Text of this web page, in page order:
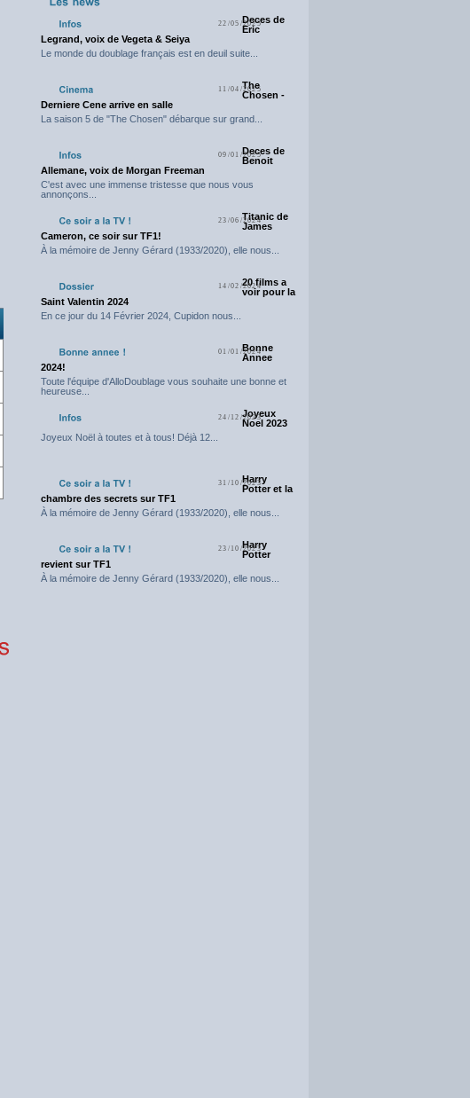
22/05/2025Deces de
Eric
Legrand, voix de Vegeta & Seiya
Le monde du doublage français est en deuil suite...
11/04/2025
The
Chosen -
Derniere Cene arrive en salle
La saison 5 de "The Chosen" débarque sur grand...
09/01/2025Deces de
Benoit
Allemane, voix de Morgan Freeman
C'est avec une immense tristesse que nous vous
annonçons...
23/06/2024Titanic de
James
Cameron, ce soir sur TF1!
À la mémoire de Jenny Gérard (1933/2020), elle nous...
14/02/202420 films a
voir pour la
Saint Valentin 2024
En ce jour du 14 Février 2024, Cupidon nous...
01/01/2024
Bonne
Annee
2024!
Toute l'équipe d'AlloDoublage vous souhaite une bonne et
heureuse...
24/12/2023
Joyeux
Noel 2023
Joyeux Noël à toutes et à tous! Déjà 12...
31/10/2023
Harry
Potter et la
chambre des secrets sur TF1
À la mémoire de Jenny Gérard (1933/2020), elle nous...
23/10/2023
Harry
Potter
revient sur TF1
À la mémoire de Jenny Gérard (1933/2020), elle nous...